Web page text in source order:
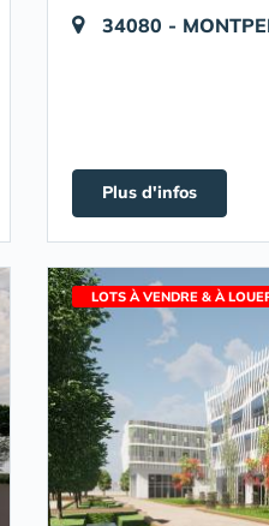
34080 -
Plus d'infos
LOTS À VENDRE & À